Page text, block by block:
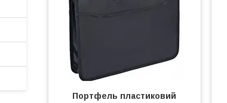
Портфель пластиковий